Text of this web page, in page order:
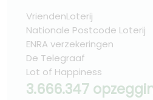
VriendenLoterij
Nationale Postcode Loterij
ENRA verzekeringen
De Telegraaf
Lot of Happiness
3.666.347